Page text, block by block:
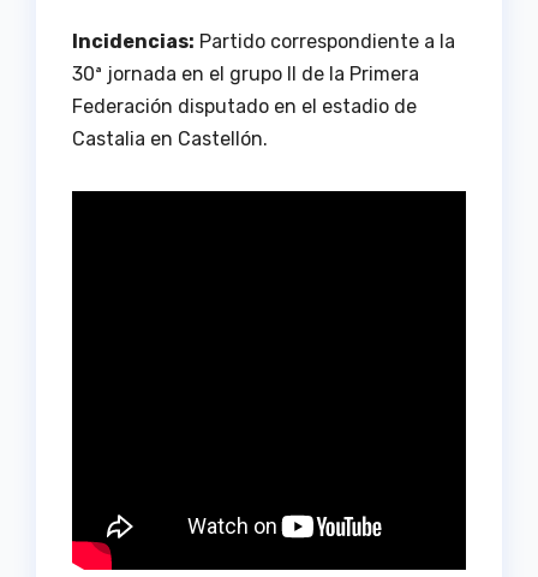
Incidencias: Partido correspondiente a la
30ª jornada en el grupo II de la Primera
Federación disputado en el estadio de
Castalia en Castellón.